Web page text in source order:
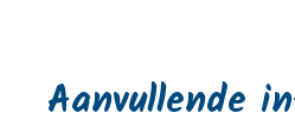
Aanvullende